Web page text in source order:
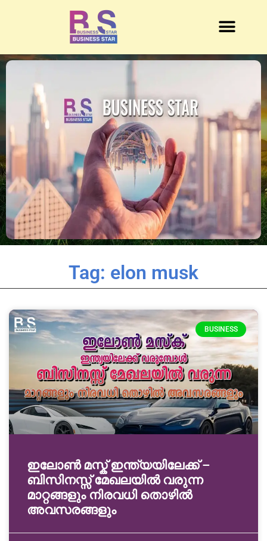
Tag: elon musk
BUSINESS
ഇലോൺ മസ്ക് ഇന്ത്യയിലേക്ക് –
ബിസിനസ്സ് മേഖലയിൽ വരുന്ന
മാറ്റങ്ങളും നിരവധി തൊഴിൽ
അവസരങ്ങളും